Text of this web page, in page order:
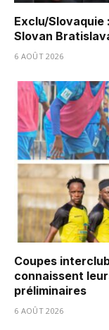
Exclu/Slovaquie
Slovan
6 AOÛT 2026
Coupes
connaissent
préliminaires
6 AOÛT 2026